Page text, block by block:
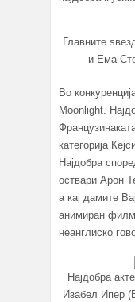
Главните
и Ема
Во
Moonlight.
категорија
Најдобра
оствари Арон
а кај дамите
анимиран
неанглиско
Најдобра
Изабел Ипер